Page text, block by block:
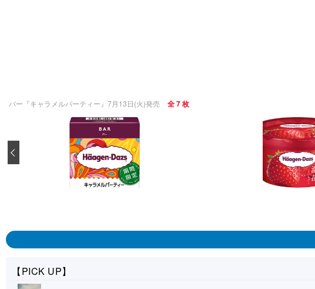
バー『キャラメルパーティー』7月13日(火)発売 全 7 枚
【PICK UP】